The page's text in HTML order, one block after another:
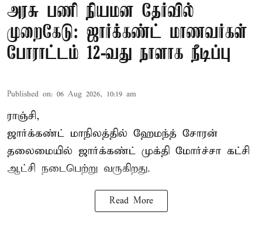
அரசு பணி நியமன தேர்வில்
முறைகேடு: ஜார்க்கண்ட் மாணவர்கள்
போராட்டம் 12-வது நாளாக நீடிப்பு
Published on: 06 Aug 2026, 10:19 am
ராஞ்சி,
ஜார்க்கண்ட் மாநிலத்தில் ஹேமந்த் சோரன்
தலைமையில் ஜார்க்கண்ட் முக்தி மோர்ச்சா கட்சி
ஆட்சி நடைபெற்று வருகிறது.
Read More